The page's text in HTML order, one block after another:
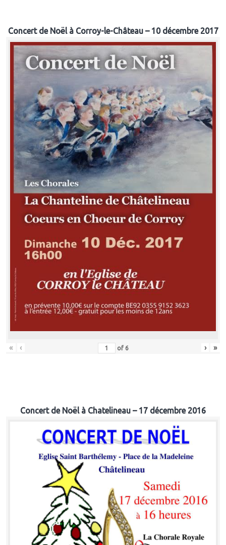
Concert de Noël à Corroy-le-Château – 10 décembre 2017
« ‹ of 6 › »
Concert de Noël à Chatelineau – 17 décembre 2016